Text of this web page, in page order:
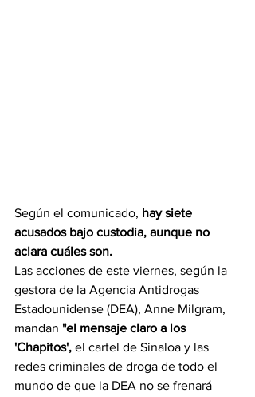
Según el comunicado, hay siete
acusados bajo custodia, aunque no
aclara cuáles son.
Las acciones de este viernes, según la
gestora de la Agencia Antidrogas
Estadounidense (DEA), Anne Milgram,
mandan "el mensaje claro a los
'Chapitos', el cartel de Sinaloa y las
redes criminales de droga de todo el
mundo de que la DEA no se frenará